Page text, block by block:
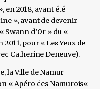
en 2018, ayant été
», avant de devenir
Swann d’Or » du «
pour « Les Yeux de
Catherine Deneuve).
la Ville de Namur
« Apéro des Namurois«